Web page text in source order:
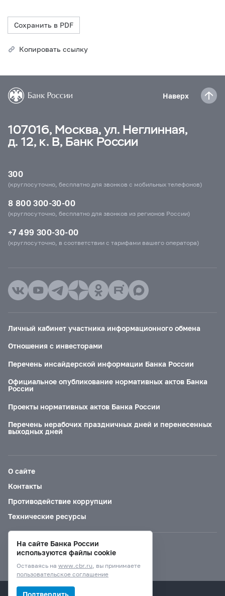
Сохранить в PDF
Копировать ссылку
Наверх
107016, Москва, ул. Неглинная,
д. 12, к. В, Банк России
300
(круглосуточно, бесплатно для звонков с мобильных телефонов)
8 800 300-30-00
(круглосуточно, бесплатно для звонков из регионов России)
+7 499 300-30-00
(круглосуточно, в соответствии с тарифами вашего оператора)
Личный кабинет участника информационного обмена
Отношения с инвесторами
Перечень инсайдерской информации Банка России
Официальное опубликование нормативных актов Банка
России
Проекты нормативных актов Банка России
Перечень нерабочих праздничных дней и перенесенных
выходных дней
О сайте
Контакты
Противодействие коррупции
Технические ресурсы
Версия для слабовидящих
© Банк России, 2000–2026.
На сайте Банка России
используются файлы cookie
Оставаясь на www.cbr.ru, вы принимаете
пользовательское соглашение
Подтвердить